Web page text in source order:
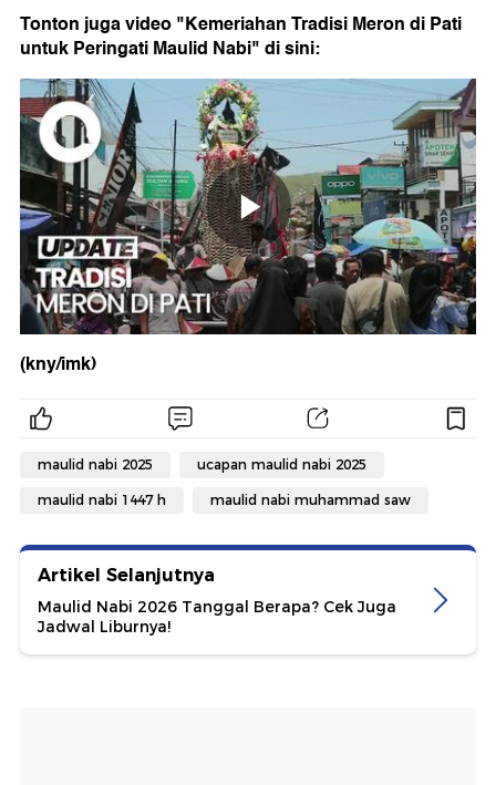
Tonton juga video "Kemeriahan Tradisi Meron di Pati
untuk Peringati Maulid Nabi" di sini:
(kny/imk)
maulid nabi 2025 ucapan maulid nabi 2025
maulid nabi 1447 h maulid nabi muhammad saw
Artikel Selanjutnya
Maulid Nabi 2026 Tanggal Berapa? Cek Juga
Jadwal Liburnya!